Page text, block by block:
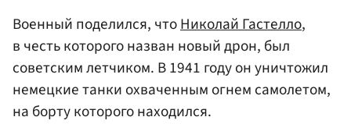
Военный поделился, чтоНиколай Гастелло,
в честь которого назван новый дрон, был
советским летчиком. В 1941 году он уничтожил
немецкие танки охваченным огнем самолетом,
на борту которого находился.